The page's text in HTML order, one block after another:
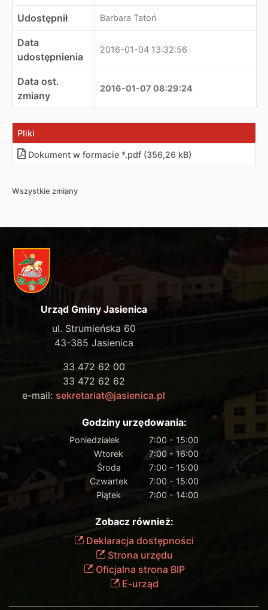
Udostępnił Barbara Tatoń
Data
udostępnienia
2016-01-04 13:32:56
Data ost.
zmiany
2016-01-07 08:29:24
Pliki
Dokument w formacie *.pdf (356,26 kB)
Wszystkie zmiany
Urząd Gminy Jasienica
ul. Strumieńska 60
43-385 Jasienica
33 472 62 00
33 472 62 62
e-mail: sekretariat@jasienica.pl
Godziny urzędowania:
Poniedziałek
7:00 - 15:00
Wtorek
7:00 - 16:00
Środa
7:00 - 15:00
Czwartek
7:00 - 15:00
Piątek
7:00 - 14:00
Zobacz również:
Deklaracja dostępności
Strona urzędu
Oficjalna strona BIP
E-urząd